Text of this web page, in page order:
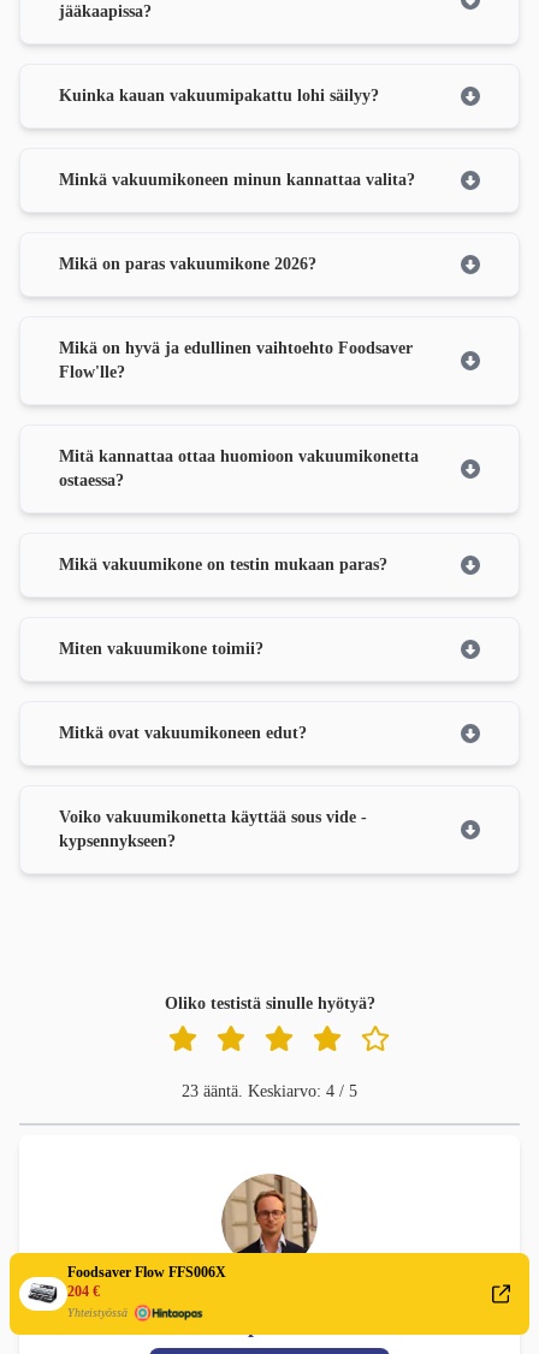
Foodsaver Flow FFS006X
204 €
Yhteistyössä
jääkaapissa?
Kuinka kauan vakuumipakattu lohi säilyy?
Minkä vakuumikoneen minun kannattaa valita?
Mikä on paras vakuumikone 2026?
Mikä on hyvä ja edullinen vaihtoehto Foodsaver
Flow'lle?
Mitä kannattaa ottaa huomioon vakuumikonetta
ostaessa?
Mikä vakuumikone on testin mukaan paras?
Miten vakuumikone toimii?
Mitkä ovat vakuumikoneen edut?
Voiko vakuumikonetta käyttää sous vide -
kypsennykseen?
Oliko testistä sinulle hyötyä?
23 ääntä. Keskiarvo: 4 / 5